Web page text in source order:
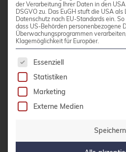
importierenden
und stdlib)
Ein System
ein System zu
diesem mindestens
zugewiesen werden
unter Hosts -> All
werden.Im Reiter
dazu auf der rechten
der Verarbeitung Ihrer Daten in den
DSGVO zu. Das EuGH stuft die USA
Datenschutz nach EU-Standards ein.
dass US-Behörden personenbezogene
Überwachungsprogrammen
Klagemöglichkeit für Europäer.
Es folgt eine Liste der
Essenziell
Statistiken
Marketing
Externe Medien
Speichern